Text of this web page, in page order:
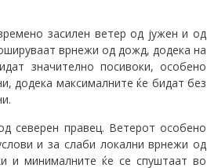
засилен ветер од јужен и од
врнежи од дожд, додека на
значително посивоки, особено
додека максималните ќе бидат без
северен правец. Ветерот особено
и за слаби локални врнежи од
и минималните ќе се спуштаат во